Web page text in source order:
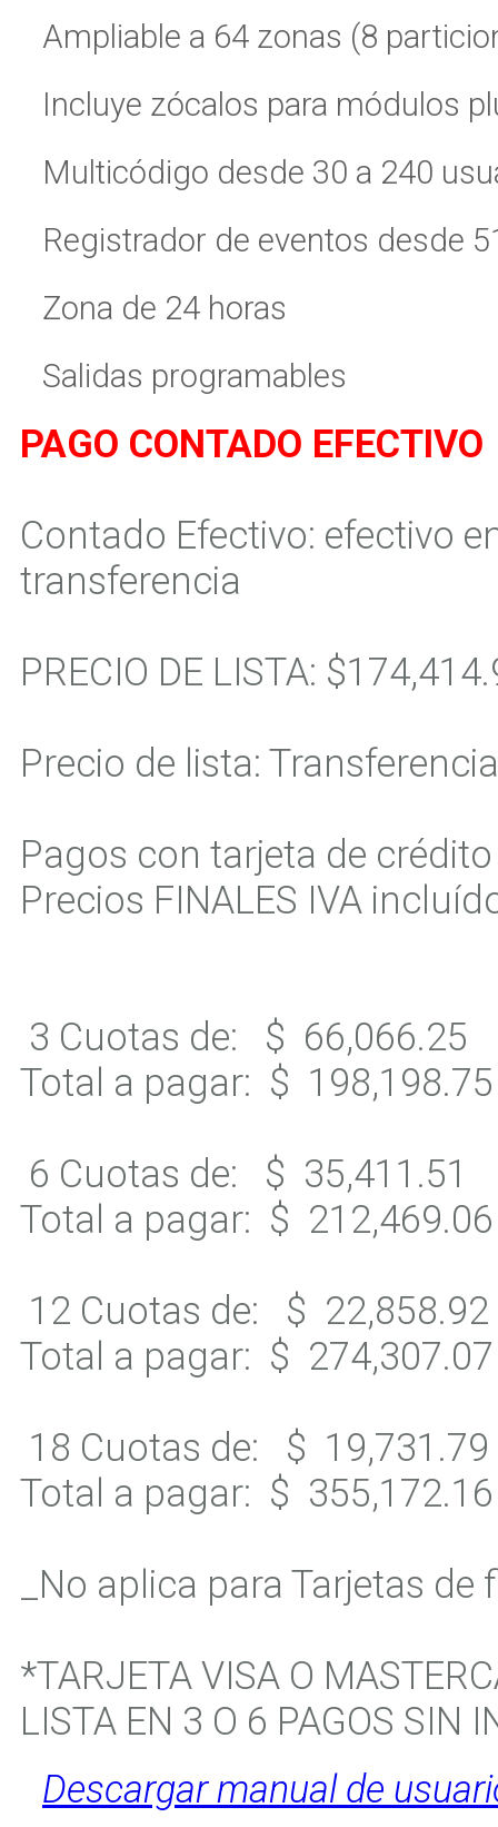
Ampliable a 64 zonas (8
Incluye zócalos para módulos
Multicódigo desde 30 a 240
Registrador de eventos desde
Zona de 24 horas
Salidas programables
PAGO CONTADO EFECTIVO
Contado Efectivo: efectivo
transferencia
PRECIO DE LISTA:
Precio de lista:
Pagos con tarjeta de crédito
Precios FINALES IVA
3 Cuotas de:
$ 66,066.25
Total a pagar: $
6 Cuotas de:
$ 35,411.51
Total a pagar: $
12 Cuotas de:
$ 22,858.92
Total a pagar: $
18 Cuotas de:
$ 19,731.79
Total a pagar: $
_No aplica para Tarjetas de
*TARJETA VISA O
LISTA EN 3 O 6 PAGOS
Descargar manual de